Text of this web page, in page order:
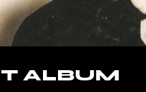
ALBUM